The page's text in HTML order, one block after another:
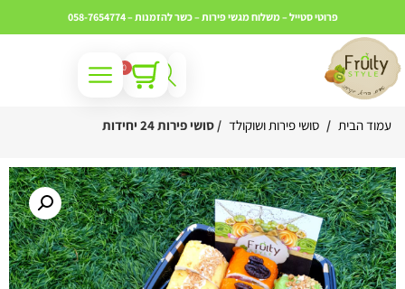
פרוטי סטייל – משלוח מגשי פירות – כשרלהזמנות – 058-7654774
0
עמוד הבית / סושי פירות ושוקולד / סושי פירות 24 יחידות